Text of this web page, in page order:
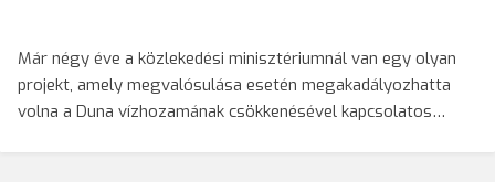
Már négy éve a közlekedési minisztériumnál van egy olyan
projekt, amely megvalósulása esetén megakadályozhatta
volna a Duna vízhozamának csökkenésével kapcsolatos…